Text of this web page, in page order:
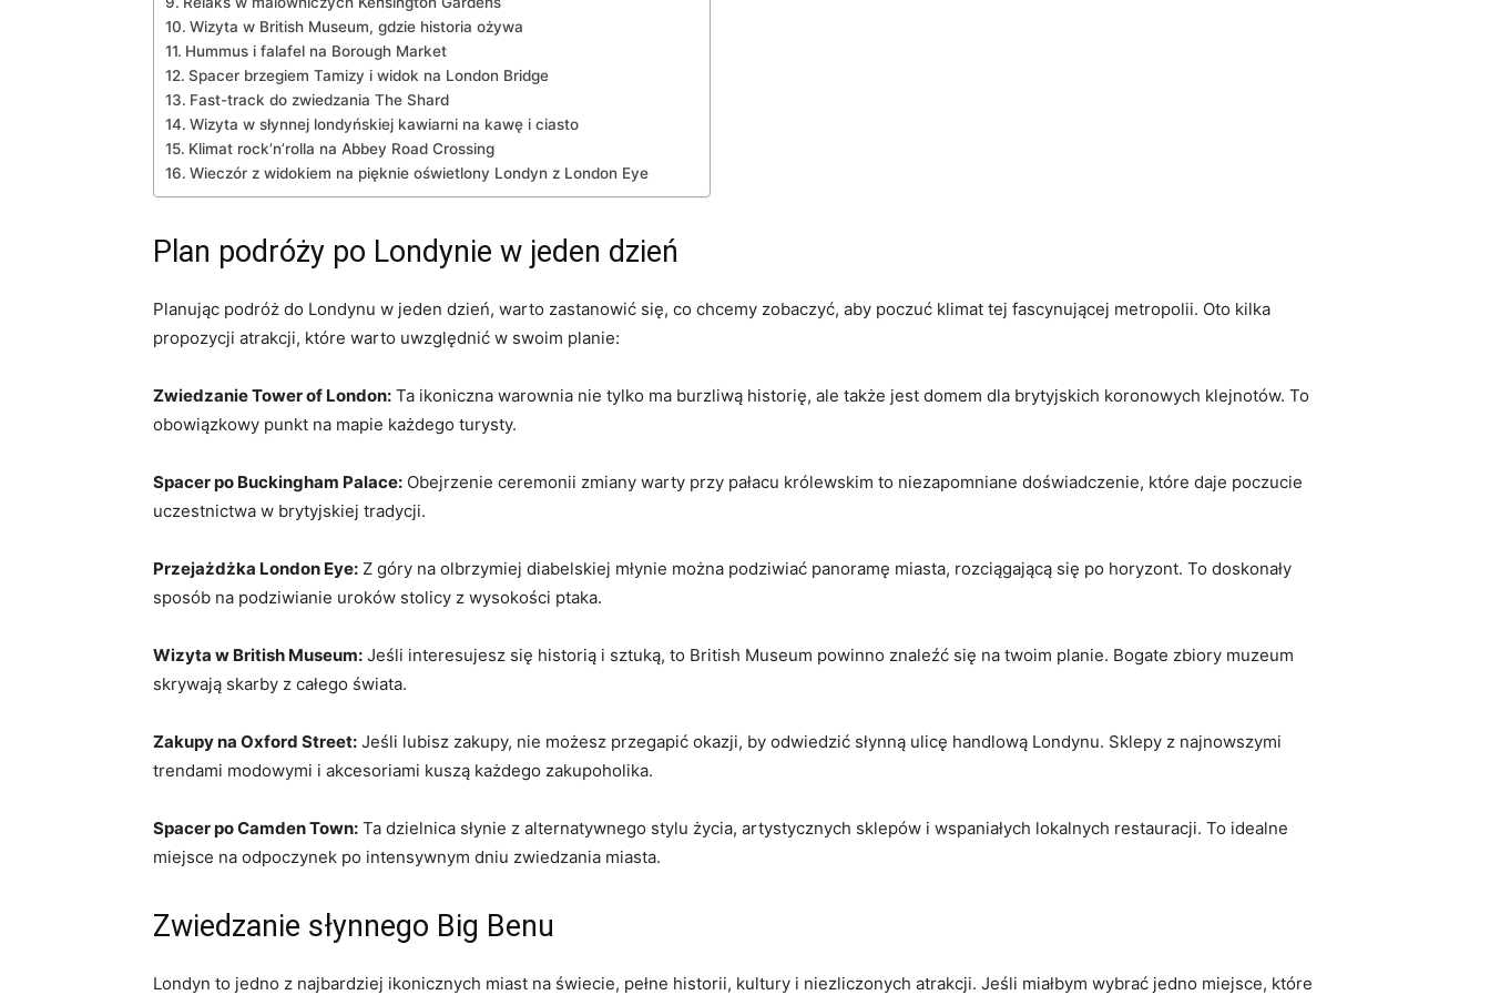
Wizyta w British Museum,‌ gdzie historia ożywa
Hummus i falafel na Borough Market
Spacer brzegiem Tamizy i widok ​na London Bridge
Fast-track do zwiedzania⁢ The Shard
Wizyta w ⁣słynnej londyńskiej kawiarni ‌na kawę i ciasto
Klimat rock’n’rolla na Abbey Road Crossing
Wieczór z widokiem na pięknie oświetlony Londyn z London Eye
Plan podróży po Londynie w jeden dzień
Planując ⁣podróż ⁤do Londynu w jeden dzień, warto zastanowić się, co chcemy ​zobaczyć, aby poczuć klimat tej fascynującej metropolii. Oto kilka
propozycji ​atrakcji, które warto uwzględnić w swoim planie:
Zwiedzanie​ Tower of London: Ta ikoniczna warownia nie⁤ tylko ma burzliwą ‌historię, ale także jest domem dla brytyjskich koronowych klejnotów. To
obowiązkowy punkt na mapie każdego turysty.
Spacer po Buckingham Palace: Obejrzenie ceremonii⁢ zmiany warty przy pałacu królewskim to niezapomniane doświadczenie, które daje poczucie
uczestnictwa w brytyjskiej tradycji.
Przejażdżka London Eye: Z góry na ⁤olbrzymiej diabelskiej młynie można podziwiać panoramę miasta, rozciągającą się po horyzont. To doskonały ​
sposób na⁣ podziwianie uroków stolicy z wysokości ptaka.
Wizyta w British Museum: Jeśli interesujesz się historią i sztuką, to British Museum powinno znaleźć się na twoim ‌planie. Bogate zbiory muzeum
skrywają skarby z całego ​świata.
Zakupy na Oxford Street: Jeśli lubisz zakupy, nie możesz przegapić okazji, by odwiedzić słynną ulicę handlową Londynu. Sklepy z najnowszymi
trendami ‌modowymi i⁤ akcesoriami kuszą każdego zakupoholika.
Spacer po Camden Town: Ta dzielnica słynie z alternatywnego stylu życia, artystycznych ‌sklepów i wspaniałych lokalnych restauracji. To idealne
miejsce na odpoczynek po intensywnym dniu ⁢zwiedzania miasta.
Zwiedzanie słynnego Big Benu
Londyn to⁢ jedno z najbardziej⁣ ikonicznych miast na świecie,​ pełne historii, kultury⁣ i niezliczonych atrakcji.​ Jeśli miałbym wybrać jedno miejsce, które